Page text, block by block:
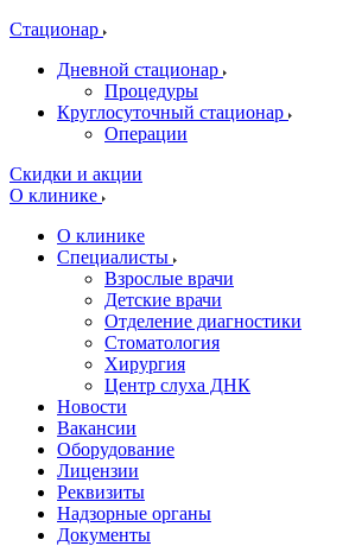
Стационар
Дневной стационар
Процедуры
Круглосуточный стационар
Операции
Скидки и акции
О клинике
О клинике
Специалисты
Взрослые врачи
Детские врачи
Отделение диагностики
Стоматология
Хирургия
Центр слуха ДНК
Новости
Вакансии
Оборудование
Лицензии
Реквизиты
Надзорные органы
Документы